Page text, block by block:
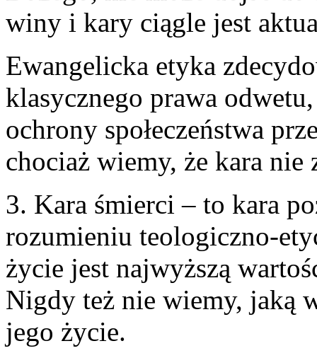
winy i kary ciągle jest
Ewangelicka etyka
klasycznego prawa
ochrony społeczeństwa
chociaż wiemy, że kara nie
3. Kara śmierci – to kara
rozumieniu teologiczno-
życie jest najwyższą
Nigdy też nie wiemy, jaką
jego życie.